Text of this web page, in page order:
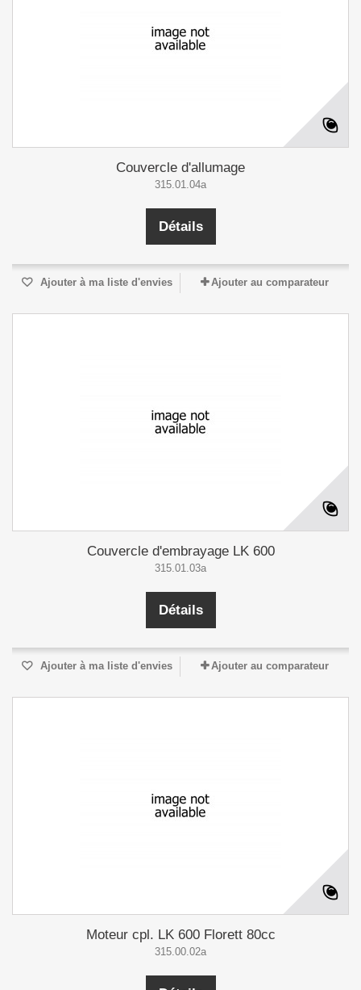
Couvercle d'allumage
315.01.04a
Détails
Ajouter à ma liste d'envies Ajouter au comparateur
Couvercle d'embrayage LK 600
315.01.03a
Détails
Ajouter à ma liste d'envies Ajouter au comparateur
Moteur cpl. LK 600 Florett 80cc
315.00.02a